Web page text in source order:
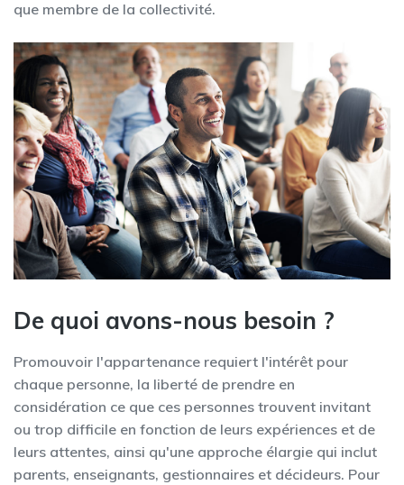
que membre de la collectivité.
De quoi avons-nous besoin ?
Promouvoir l'appartenance requiert l'intérêt pour
chaque personne, la liberté de prendre en
considération ce que ces personnes trouvent invitant
ou trop difficile en fonction de leurs expériences et de
leurs attentes, ainsi qu'une approche élargie qui inclut
parents, enseignants, gestionnaires et décideurs. Pour